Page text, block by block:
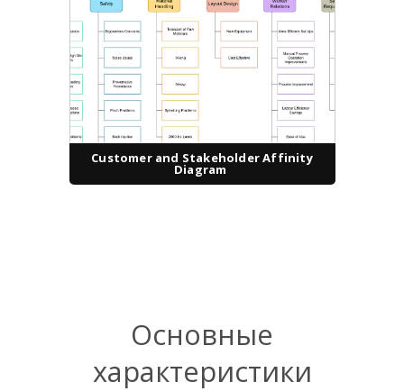
Customer and Stakeholder Affinity
Diagram
Основные
характеристики